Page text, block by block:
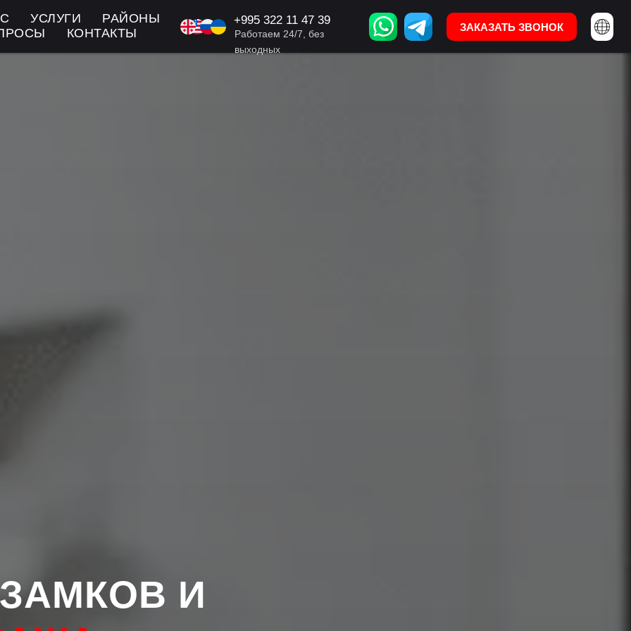
УСЛУГИ
РАЙОНЫ
КОНТАКТЫ KA/EN/RU: +995 322 11 47 39 ЗАКАЗАТЬ ЗВОНОК
ЗАКАЗАТЬ ЗВОНОК
+995 322 11 47 39
Работаем 24/7, без
выходных
И